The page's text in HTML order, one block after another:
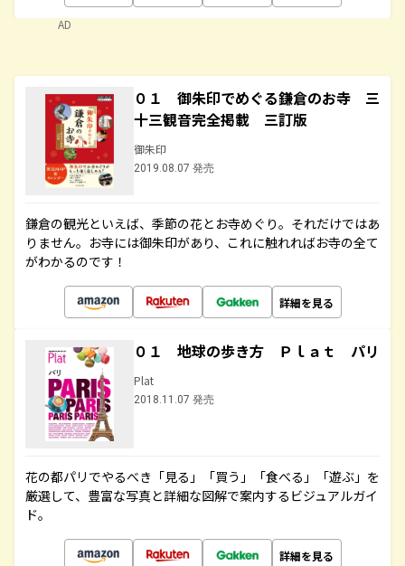
AD
０１ 御朱印でめぐる鎌倉のお寺 三
十三観音完全掲載 三訂版
御朱印
2019.08.07 発売
鎌倉の観光といえば、季節の花とお寺めぐり。それだけではあ
りません。お寺には御朱印があり、これに触れればお寺の全て
がわかるのです！
詳細を見る
０１ 地球の歩き方 Ｐｌａｔ パリ
Plat
2018.11.07 発売
花の都パリでやるべき「見る」「買う」「食べる」「遊ぶ」を
厳選して、豊富な写真と詳細な図解で案内するビジュアルガイ
ド。
詳細を見る